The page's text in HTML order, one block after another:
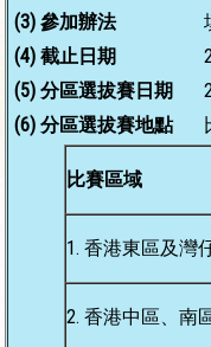
(3) 參加辦法
(4) 截止日期
(5) 分區選拔賽日期
(6) 分區選拔賽地點
比賽區域
1. 香港東區及灣
2. 香港中區、南